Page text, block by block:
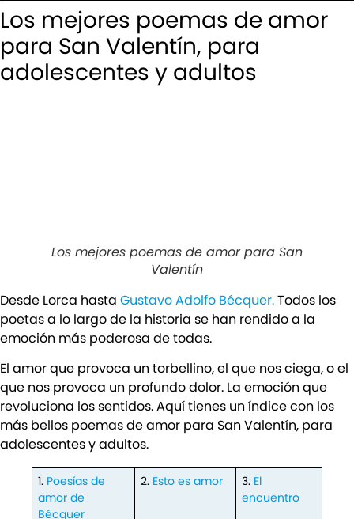
Los mejores poemas de amor
para San Valentín, para
adolescentes y adultos
Los mejores poemas de amor para San
Valentín
Desde Lorca hasta Gustavo Adolfo Bécquer.Todos los
poetas a lo largo de la historia se han rendido a la
emoción más poderosa de todas.
El amor que provoca un torbellino, el que nos ciega, o el
que nos provoca un profundo dolor. La emoción que
revoluciona los sentidos. Aquí tienes un índice con los
más bellos poemas de amor para San Valentín, para
adolescentes y adultos.
1. Poesías de
amor de
Bécquer
2. Esto es amor 3. El
encuentro